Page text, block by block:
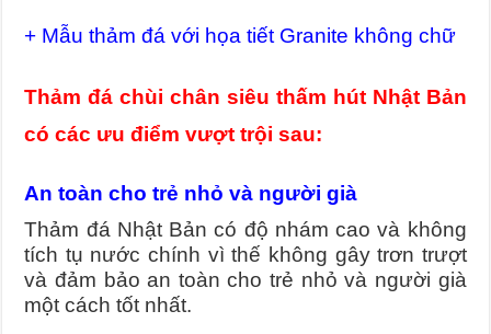
+ Mẫu thảm đá với họa tiết Granite không chữ
Thảm đá chùi chân siêu thấm hút Nhật Bản
có các ưu điểm vượt trội sau:
An toàn cho trẻ nhỏ và người già
Thảm đá Nhật Bản có độ nhám cao và không
tích tụ nước chính vì thế không gây trơn trượt
và đảm bảo an toàn cho trẻ nhỏ và người già
một cách tốt nhất.